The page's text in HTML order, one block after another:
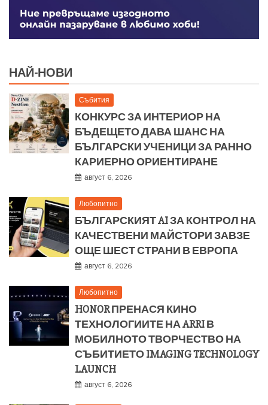
НАЙ-НОВИ
Събития
КОНКУРС ЗА ИНТЕРИОР НА
БЪДЕЩЕТО ДАВА ШАНС НА
БЪЛГАРСКИ УЧЕНИЦИ ЗА РАННО
КАРИЕРНО ОРИЕНТИРАНЕ
август 6, 2026
Любопитно
БЪЛГАРСКИЯТ AI ЗА КОНТРОЛ НА
КАЧЕСТВЕНИ МАЙСТОРИ ЗАВЗЕ
ОЩЕ ШЕСТ СТРАНИ В ЕВРОПА
август 6, 2026
Любопитно
HONOR ПРЕНАСЯ КИНО
ТЕХНОЛОГИИТЕ НА ARRI В
МОБИЛНОТО ТВОРЧЕСТВО НА
СЪБИТИЕТО IMAGING TECHNOLOGY
LAUNCH
август 6, 2026